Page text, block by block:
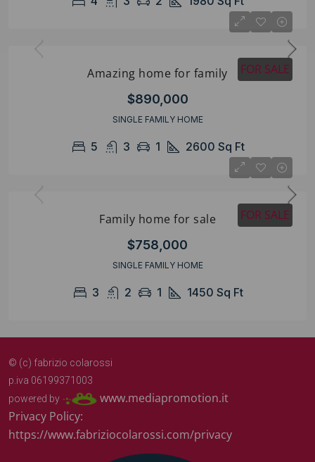
FOR SALE
Amazing home for family
$890,000
SINGLE FAMILY HOME
5 3 1 2600 Sq Ft
FOR SALE
Family home for sale
$758,000
SINGLE FAMILY HOME
3 2 1 1450 Sq Ft
© (c) fabrizio colarossi
p.iva 06199371003
powered by
www.mediapromotion.it
Privacy Policy:
https://www.fabriziocolarossi.com/privacy